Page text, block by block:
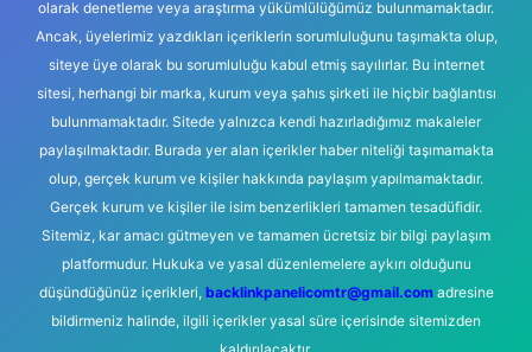
olarak denetleme veya araştırma yükümlülüğümüz bulunmamaktadır.
Ancak, üyelerimiz yazdıkları içeriklerin sorumluluğunu taşımakta olup,
siteye üye olarak bu sorumluluğu kabul etmiş sayılırlar. Bu internet
sitesi, herhangi bir marka, kurum veya şahıs şirketi ile hiçbir bağlantısı
bulunmamaktadır. Sitede yalnızca kendi hazırladığımız makaleler
paylaşılmaktadır. Burada yer alan içerikler haber niteliği taşımamakta
olup, gerçek kurum ve kişiler hakkında paylaşım yapılmamaktadır.
Gerçek kurum ve kişiler ile isim benzerlikleri tamamen tesadüfidir.
Sitemiz, kar amacı gütmeyen ve tamamen ücretsiz bir bilgi paylaşım
platformudur. Hukuka ve yasal düzenlemelere aykırı olduğunu
düşündüğünüz içerikleri, backlinkpanelicomtr@gmail.comadresine
bildirmeniz halinde, ilgili içerikler yasal süre içerisinde sitemizden